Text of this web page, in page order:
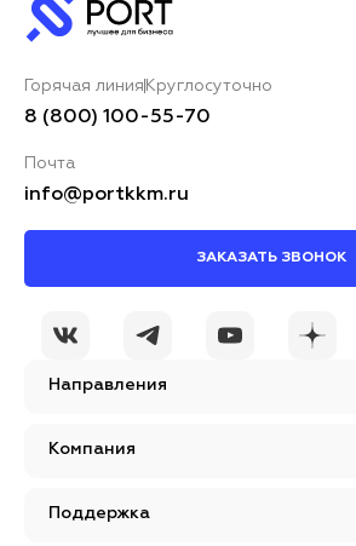
Направления
Компания
Поддержка
Горячая линия Круглосуточно
8 (800) 100-55-70
Почта
info@portkkm.ru
ЗАКАЗАТЬ ЗВОНОК